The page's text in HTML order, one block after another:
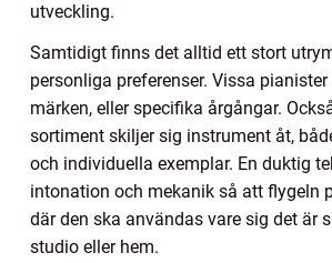
utveckling.
Samtidigt finns det alltid ett stort
personliga preferenser. Vissa
märken, eller specifika årgångar.
sortiment skiljer sig instrument åt,
och individuella exemplar. En duktig
intonation och mekanik så att flygeln
där den ska användas vare sig det är
studio eller hem.